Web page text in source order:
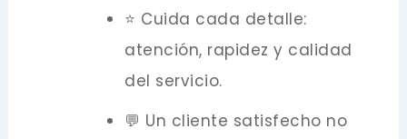
⭐ Cuida cada detalle:
atención, rapidez y calidad
del servicio.
💬 Un cliente satisfecho no